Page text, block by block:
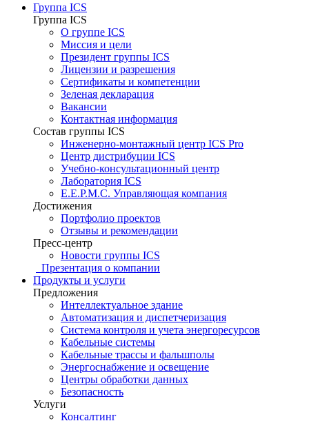
Группа ICS
Группа ICS
О группе ICS
Миссия и цели
Президент группы ICS
Лицензии и разрешения
Сертификаты и компетенции
Зеленая декларация
Вакансии
Контактная информация
Состав группы ICS
Инженерно-монтажный центр ICS Pro
Центр дистрибуции ICS
Учебно-консультационный центр
Лаборатория ICS
E.E.P.M.C. Управляющая компания
Достижения
Портфолио проектов
Отзывы и рекомендации
Пресс-центр
Новости группы ICS
Презентация о компании
Продукты и услуги
Предложения
Интеллектуальное здание
Автоматизация и диспетчеризация
Система контроля и учета энергоресурсов
Кабельные системы
Кабельные трассы и фальшполы
Энергоснабжение и освещение
Центры обработки данных
Безопасность
Услуги
Консалтинг